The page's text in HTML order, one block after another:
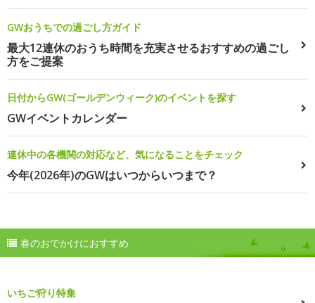
GWおうちでの過ごし方ガイド
最大12連休のおうち時間を充実させるおすすめの過ごし
方をご提案
日付からGW(ゴールデンウィーク)のイベントを探す
GWイベントカレンダー
連休中の各機関の対応など、気になることをチェック
今年(2026年)のGWはいつからいつまで？
春のおでかけにおすすめ
いちご狩り特集